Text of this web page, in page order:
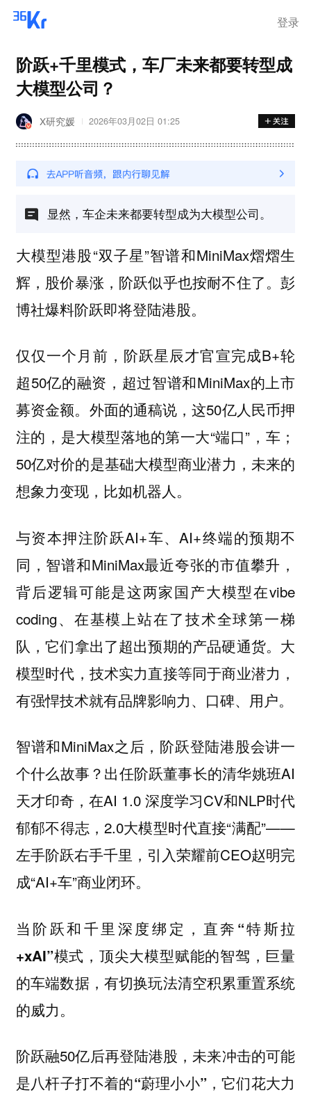
登录
阶跃+千里模式，车厂未来都要转型成
大模型公司？
X研究媛 2026年03月02日 01:25
显然，车企未来都要转型成为大模型公司。
大模型港股“双子星”智谱和MiniMax熠熠生
辉，股价暴涨，阶跃似乎也按耐不住了。彭
博社爆料阶跃即将登陆港股。
仅仅一个月前，阶跃星辰才官宣完成B+轮
超50亿的融资，超过智谱和MiniMax的上市
募资金额。外面的通稿说，这50亿人民币押
注的，是大模型落地的第一大“端口”，车；
50亿对价的是基础大模型商业潜力，未来的
想象力变现，比如机器人。
与资本押注阶跃AI+车、AI+终端的预期不
同，智谱和MiniMax最近夸张的市值攀升，
背后逻辑可能是这两家国产大模型在vibe
coding、在基模上站在了技术全球第一梯
队，它们拿出了超出预期的产品硬通货。大
模型时代，技术实力直接等同于商业潜力，
有强悍技术就有品牌影响力、口碑、用户。
智谱和MiniMax之后，阶跃登陆港股会讲一
个什么故事？出任阶跃董事长的清华姚班AI
天才印奇，在AI 1.0 深度学习CV和NLP时代
郁郁不得志，2.0大模型时代直接“满配”——
左手阶跃右手千里，引入荣耀前CEO赵明完
成“AI+车”商业闭环。
当阶跃和千里深度绑定，直奔 “特斯拉
+xAI”模式，顶尖大模型赋能的智驾，巨量
的车端数据，有切换玩法清空积累重置系统
的威力。
阶跃融50亿后再登陆港股，未来冲击的可能
是八杆子打不着的“蔚理小小”，它们花大力